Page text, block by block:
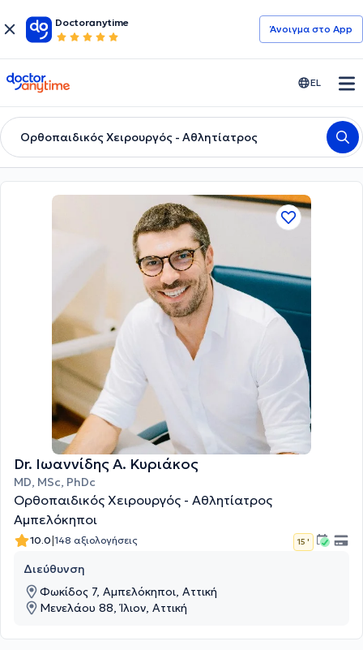
Doctoranytime
Άνοιγμα στο App
doctoranytime EL
Ορθοπαιδικός Χειρουργός - Αθλητίατρος
Dr. Ιωαννίδης A. Κυριάκος
MD, MSc, PhDc
Ορθοπαιδικός Χειρουργός - Αθλητίατρος
Αμπελόκηποι
10.0|148 αξιολογήσεις 15 '
Διεύθυνση
Φωκίδος 7, Αμπελόκηποι, Αττική
Μενελάου 88, Ίλιον, Αττική